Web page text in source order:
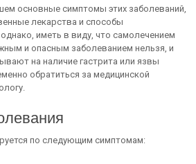
основные симптомы этих заболеваний,
лекарства и способы
иметь в виду, что самолечением
и опасным заболеванием нельзя, и
на наличие гастрита или язвы
обратиться за медицинской
по следующим симптомам: